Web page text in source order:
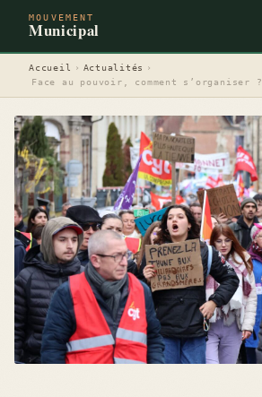
MOUVEMENT
Municipal
Accueil › Actualités
›
Face au pouvoir, comment s’organiser ?